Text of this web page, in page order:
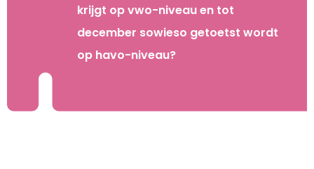
krijgt op vwo-niveau en tot
december sowieso getoetst wordt
op havo-niveau?